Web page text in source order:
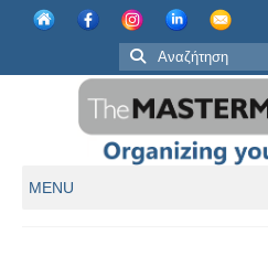
MENU